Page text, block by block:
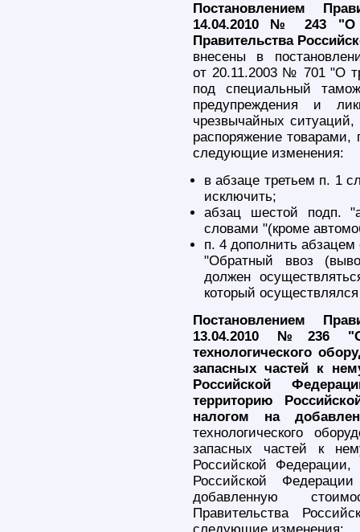
Постановлением
14.04.2010 № 243 "О
Правительства
внесены в
от 20.11.2003 № 701 "О
под специальный
предупреждения и
чрезвычайных
распоряжение
следующие изменения:
в абзаце третьем п. 1
исключить;
абзац шестой подп.
словами "(кроме
п. 4 дополнить
"Обратный ввоз
должен
который
Постановлением
13.04.2010 №236
технологического
запасных частей к
Российской
территорию
налогом на
технологического
запасных частей к
Российской Федерации,
Российской
добавленную
Правительства